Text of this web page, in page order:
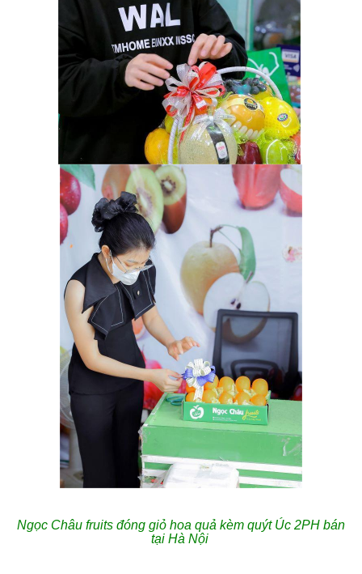
Ngọc Châu fruits đóng giỏ hoa quả kèm quýt Úc 2PH bán
tại Hà Nội